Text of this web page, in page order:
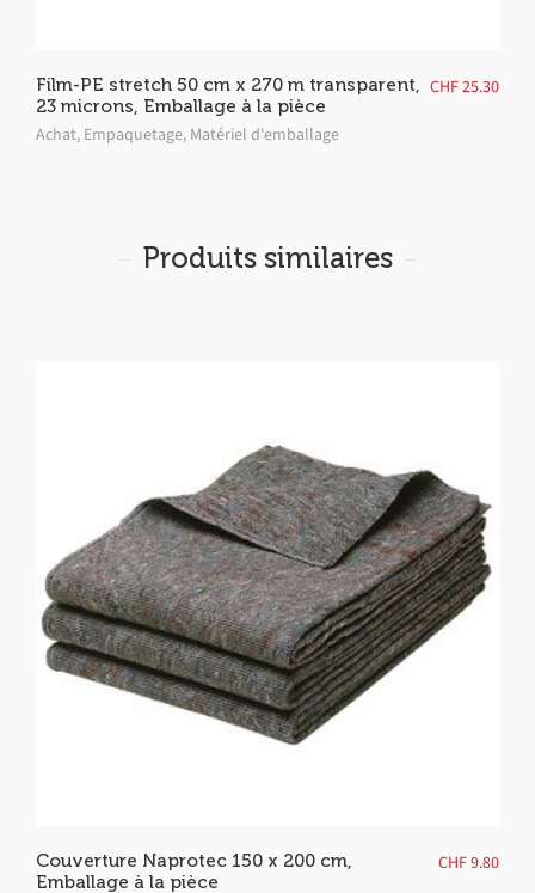
Film-PE stretch 50 cm x 270 m transparent,
23 microns, Emballage à la pièce
Achat, Empaquetage, Matériel d'emballage
CHF25.30
Produits similaires
Couverture Naprotec 150 x 200 cm,
Emballage à la pièce
CHF9.80